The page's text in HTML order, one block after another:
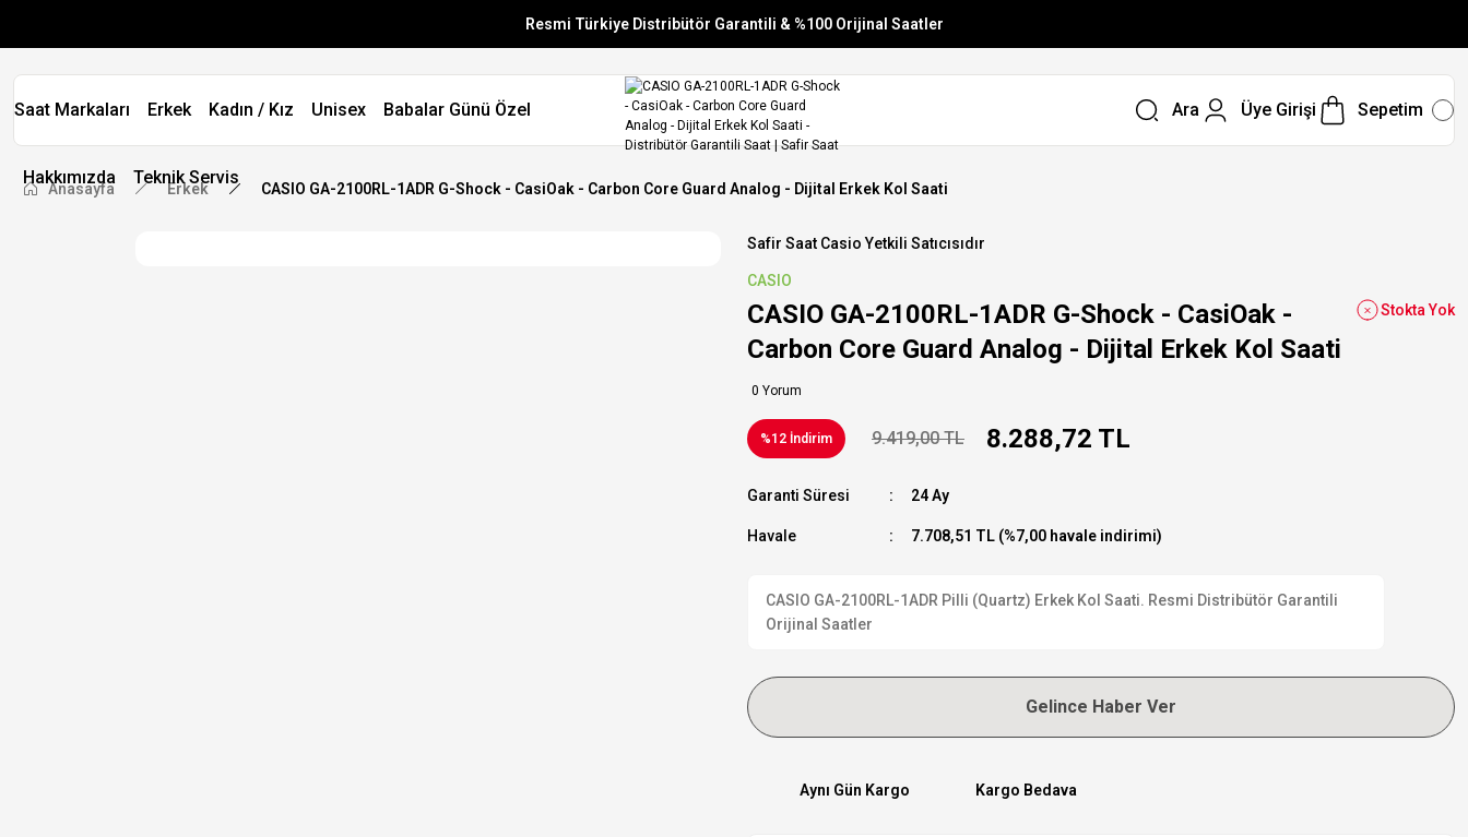
Resmi Türkiye Distribütör Garantili & %100 Orijinal Saatler
Vade Farksız 6 Taksit
Aynı Gün Stoktan Gönderim
Saat Markaları Erkek Kadın / Kız Unisex Babalar Günü Özel
Hakkımızda Teknik Servis
Ara Üye Girişi Sepetim
Anasayfa Erkek CASIO GA-2100RL-1ADR G-Shock - CasiOak - Carbon Core Guard Analog - Dijital Erkek Kol Saati
Safir Saat Casio Yetkili Satıcısıdır
CASIO
CASIO GA-2100RL-1ADR G-Shock - CasiOak -
Carbon Core Guard Analog - Dijital Erkek Kol Saati
0 Yorum
Stokta Yok
%12 İndirim 9.419,00 TL 8.288,72 TL
Garanti Süresi 24 Ay
Havale 7.708,51 TL (%7,00 havale indirimi)
CASIO GA-2100RL-1ADR Pilli (Quartz) Erkek Kol Saati. Resmi Distribütör Garantili
Orijinal Saatler
Gelince Haber Ver
Aynı Gün Kargo Kargo Bedava